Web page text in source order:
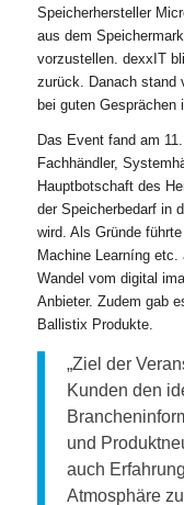
Speicherhersteller
aus dem
vorzustellen. dexxIT
zurück. Danach stand
bei guten Gesprächen
Das Event fand am
Fachhändler,
Hauptbotschaft des
der Speicherbedarf in
wird. Als Gründe
Machine Learníng
Wandel vom digital
Anbieter. Zudem gab
Ballistix Produkte.
„Ziel der
Kunden den
und
auch
Atmosphäre